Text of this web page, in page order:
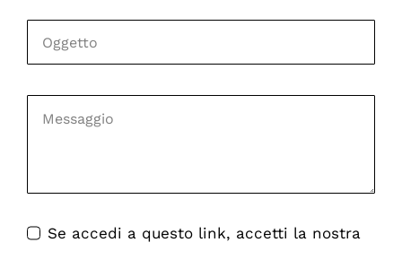
Se accedi a questo link, accetti la nostra